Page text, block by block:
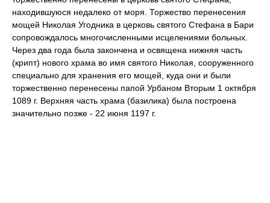
находившуюся недалеко от моря. Торжество перенесения
мощей Николая Угодника в церковь святого Стефана в Бари
сопровождалось многочисленными исцелениями больных.
Через два года была закончена и освящена нижняя часть
(крипт) нового храма во имя святого Николая, сооруженного
специально для хранения его мощей, куда они и были
торжественно перенесены папой Урбаном Вторым 1 октября
1089 г. Верхняя часть храма (базилика) была построена
значительно позже - 22 июня 1197 г.